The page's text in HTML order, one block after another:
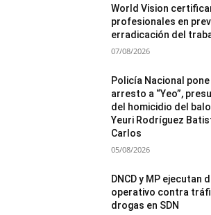
World Vision
profesionales en
erradicación del
07/08/2026
Policía Nacional pone
arresto a “Yeo”,
del homicidio del
Yeuri Rodríguez
Carlos
05/08/2026
DNCD y MP ejecutan
operativo contra
drogas en SDN